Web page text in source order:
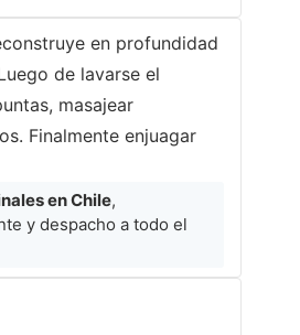
en profundidad
de lavarse el
masajear
Finalmente enjuagar
en Chile,
y despacho a todo el